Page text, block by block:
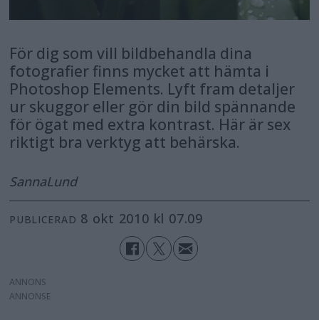
För dig som vill bildbehandla dina
fotografier finns mycket att hämta i
Photoshop Elements. Lyft fram detaljer
ur skuggor eller gör din bild spännande
för ögat med extra kontrast. Här är sex
riktigt bra verktyg att behärska.
SannaLund
PUBLICERAD 8 okt 2010 kl 07.09
ANNONS